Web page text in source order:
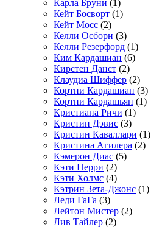
Карла Бруни (1)
Кейт Босворт (1)
Кейт Мосс (2)
Келли Осборн (3)
Келли Резерфорд (1)
Ким Кардашиан (6)
Кирстен Данст (2)
Клаудиа Шиффер (2)
Кортни Кардашиан (3)
Кортни Кардашьян (1)
Кристиана Ричи (1)
Кристин Дэвис (3)
Кристин Каваллари (1)
Кристина Агилера (2)
Кэмерон Диас (5)
Кэти Перри (2)
Кэти Холмс (4)
Кэтрин Зета-Джонс (1)
Леди ГаГа (3)
Лейтон Мистер (2)
Лив Тайлер (2)